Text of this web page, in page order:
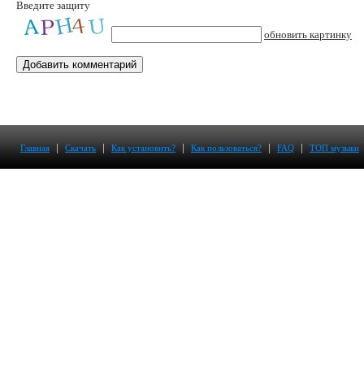
Введите защиту
обновить картинку
Главная | Скачать | Как установить? | Как пользоваться? | FAQ | ТОП музыки